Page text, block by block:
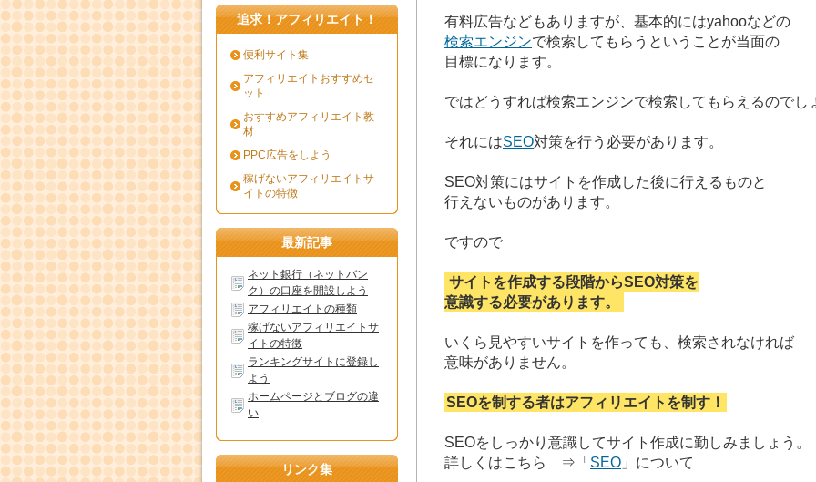
有料広告などもありますが、基本的にはyahooなどの
検索エンジンで検索してもらうということが当面の
目標になります。
ではどうすれば検索エンジンで検索してもらえるのでし
それにはSEO対策を行う必要があります。
SEO対策にはサイトを作成した後に行えるものと
行えないものがあります。
ですので
サイトを作成する段階からSEO対策を
意識する必要があります。
いくら見やすいサイトを作っても、検索されなければ
意味がありません。
SEOを制する者はアフィリエイトを制す！
SEOをしっかり意識してサイト作成に勤しみましょう。
詳しくはこちら ⇒「 SEO 」について
追求！アフィリエイト！
便利サイト集
アフィリエイトおすすめセ
ット
おすすめアフィリエイト教
材
PPC広告をしよう
稼げないアフィリエイトサ
イトの特徴
最新記事
ネット銀行（ネットバン
ク）の口座を開設しよう
アフィリエイトの種類
稼げないアフィリエイトサ
イトの特徴
ランキングサイトに登録し
よう
ホームページとブログの違
い
リンク集